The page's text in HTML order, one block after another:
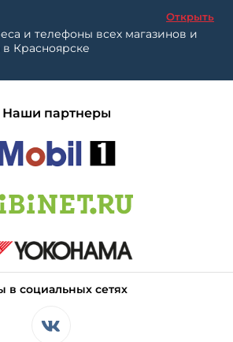
Открыть
и телефоны всех магазинов и
Красноярске
Наши партнеры
в социальных сетях